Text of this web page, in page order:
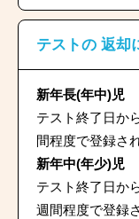
テストの 返却
新年長(年中)児
テスト終了日か
間程度で登録さ
新年中(年少)児
テスト終了日か
週間程度で登録